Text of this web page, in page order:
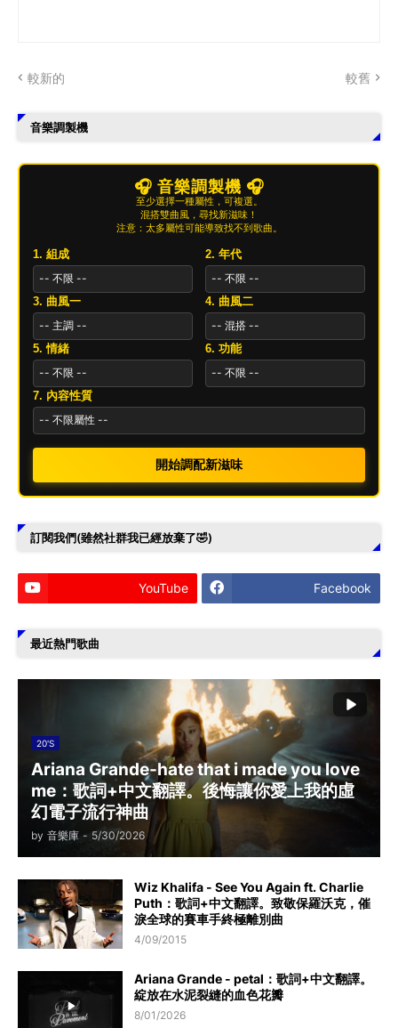
較新的 較舊
音樂調製機
🎧 音樂調製機 🎧
至少選擇一種屬性，可複選。
混搭雙曲風，尋找新滋味！
注意：太多屬性可能導致找不到歌曲。
1. 組成 2. 年代
3. 曲風一 4. 曲風二
5. 情緒 6. 功能
7. 內容性質
開始調配新滋味
訂閱我們(雖然社群我已經放棄了🤣)
YouTube Facebook
最近熱門歌曲
20'S
Ariana Grande-hate that i made you love
me：歌詞+中文翻譯。後悔讓你愛上我的虛
幻電子流行神曲
by 音樂庫 - 5/30/2026
Wiz Khalifa - See You Again ft. Charlie
Puth：歌詞+中文翻譯。致敬保羅沃克，催
淚全球的賽車手終極離別曲
4/09/2015
Ariana Grande - petal：歌詞+中文翻譯。
綻放在水泥裂縫的血色花瓣
8/01/2026